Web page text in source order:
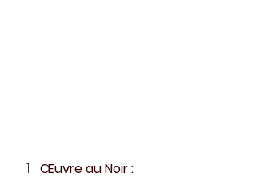
Œuvre au Noir :